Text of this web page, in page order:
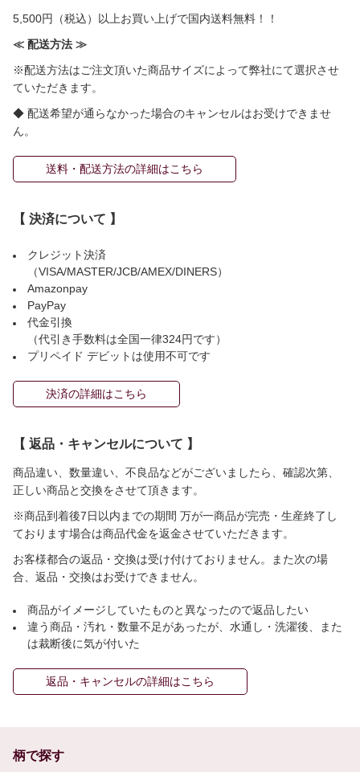
5,500円（税込）以上お買い上げで国内送料無料！！
≪ 配送方法 ≫
※配送方法はご注文頂いた商品サイズによって弊社にて選択させ
ていただきます。
◆ 配送希望が通らなかった場合のキャンセルはお受けできませ
ん。
送料・配送方法の詳細はこちら
【 決済について 】
クレジット決済
（VISA/MASTER/JCB/AMEX/DINERS）
Amazonpay
PayPay
代金引換
（代引き手数料は全国一律324円です）
プリペイド デビットは使用不可です
決済の詳細はこちら
【 返品・キャンセルについて 】
商品違い、数量違い、不良品などがございましたら、確認次第、
正しい商品と交換をさせて頂きます。
※商品到着後7日以内までの期間 万が一商品が完売・生産終了し
ております場合は商品代金を返金させていただきます。
お客様都合の返品・交換は受け付けておりません。また次の場
合、返品・交換はお受けできません。
商品がイメージしていたものと異なったので返品したい
違う商品・汚れ・数量不足があったが、水通し・洗濯後、また
は裁断後に気が付いた
返品・キャンセルの詳細はこちら
柄で探す